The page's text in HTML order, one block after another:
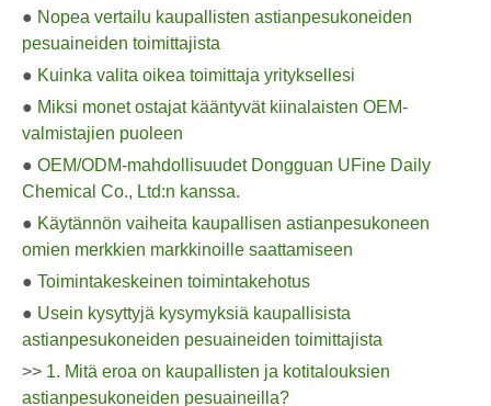
● Nopea vertailu kaupallisten astianpesukoneiden
pesuaineiden toimittajista
● Kuinka valita oikea toimittaja yrityksellesi
● Miksi monet ostajat kääntyvät kiinalaisten OEM-
valmistajien puoleen
● OEM/ODM-mahdollisuudet Dongguan UFine Daily
Chemical Co., Ltd:n kanssa.
● Käytännön vaiheita kaupallisen astianpesukoneen
omien merkkien markkinoille saattamiseen
● Toimintakeskeinen toimintakehotus
● Usein kysyttyjä kysymyksiä kaupallisista
astianpesukoneiden pesuaineiden toimittajista
>> 1. Mitä eroa on kaupallisten ja kotitalouksien
astianpesukoneiden pesuaineilla?